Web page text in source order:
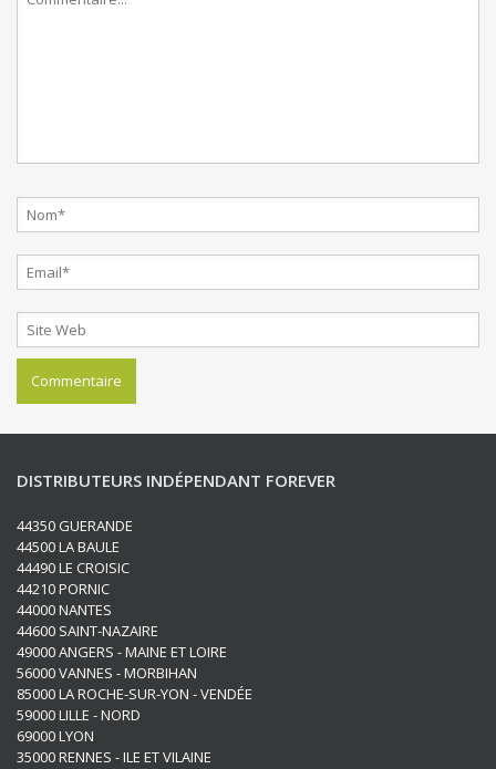
DISTRIBUTEURS INDÉPENDANT FOREVER
44350 GUERANDE
44500 LA BAULE
44490 LE CROISIC
44210 PORNIC
44000 NANTES
44600 SAINT-NAZAIRE
49000 ANGERS - MAINE ET LOIRE
56000 VANNES - MORBIHAN
85000 LA ROCHE-SUR-YON - VENDÉE
59000 LILLE - NORD
69000 LYON
35000 RENNES - ILE ET VILAINE